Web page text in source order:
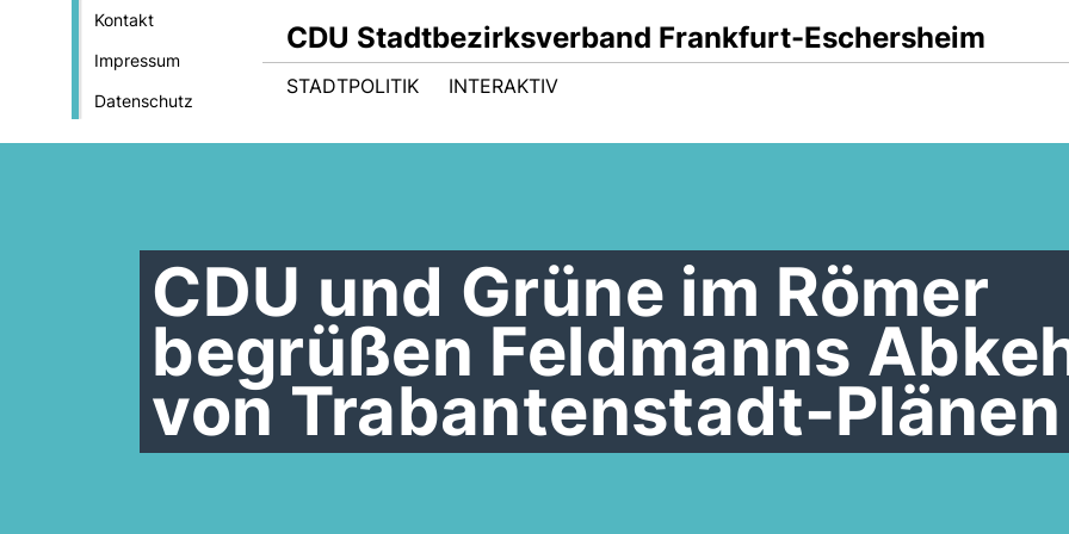
Kontakt
Impressum
Datenschutz
CDU Stadtbezirksverband Frankfurt-Eschersheim
STADTPOLITIK INTERAKTIV
CDU und Grüne im Römer
begrüßen Feldmanns
von Trabantenstadt-Plänen